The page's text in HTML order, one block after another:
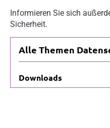
Informieren Sie sich
Sicherheit.
Alle Themen
Downloads